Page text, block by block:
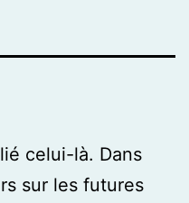
celui-là. Dans
sur les futures